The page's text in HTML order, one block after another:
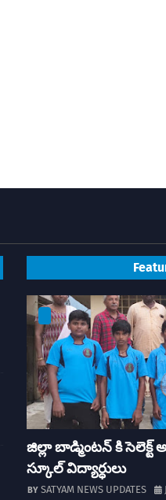
జిల్లా బాడ్మింటన్ కి
స్కూల్ విద్యార్ధులు
SATYAM NEWS UPDATES